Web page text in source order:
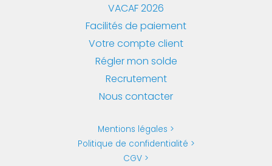
VACAF 2026
Facilités de paiement
Votre compte client
Régler mon solde
Recrutement
Nous contacter
Mentions légales
Politique de confidentialité
CGV